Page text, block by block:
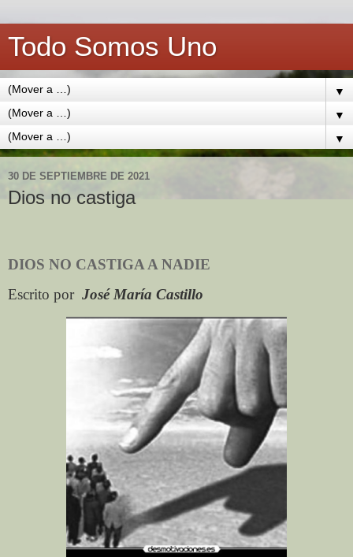
Todo Somos Uno
▼
▼
▼
30 DE SEPTIEMBRE DE 2021
Dios no castiga
DIOS NO CASTIGA A NADIE
Escrito por José María Castillo